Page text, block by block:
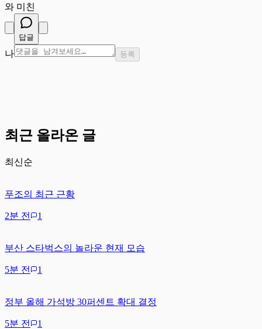
와 미친
답글
나 등록
최근 올라온 글
최신순
푸조의 최근 근황
2분 전 1
부산 스타벅스의 놀라운 현재 모습
5분 전 1
정부 올해 가석방 30퍼센트 확대 결정
5분 전 1